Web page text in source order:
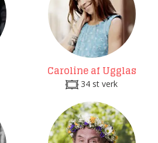
Caroline af Ugglas
34 st verk